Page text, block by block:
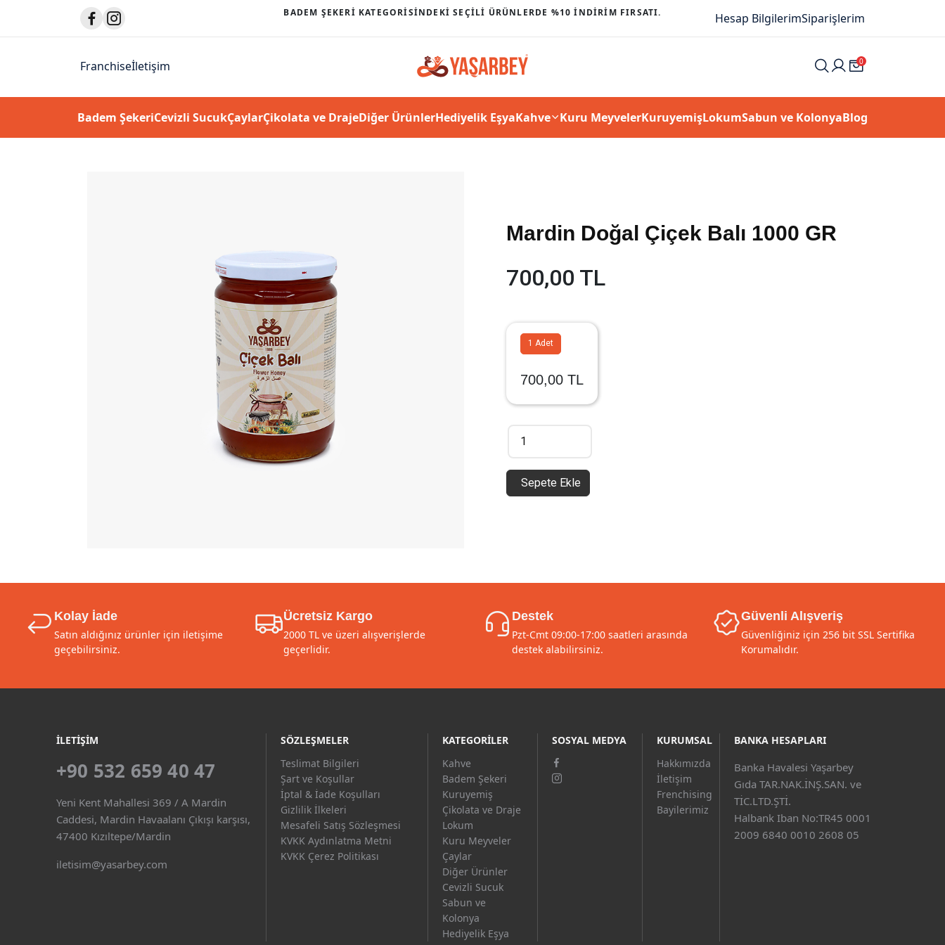
GR) 4 ÜRÜN AL, 3 ÜRÜN ÖDE FIRSATI. BADEM ŞEKERI KATEGORISINDEKI SEÇILI ÜRÜNLERDE %10 INDIRIM FIRSATI. Hesap BilgilerimSiparişlerim
Franchiseİletişim 0
Badem ŞekeriCevizli SucukÇaylarÇikolata ve DrajeDiğer ÜrünlerHediyelik EşyaKahve Kuru MeyvelerKuruyemişLokumSabun ve KolonyaBlog
Mardin Doğal Çiçek Balı 1000 GR
700,00 TL
Sepete Ekle
1 Adet
700,00 TL
Kolay İade
Satın aldığınız ürünler için iletişime
geçebilirsiniz.
Ücretsiz Kargo
2000 TL ve üzeri alışverişlerde
geçerlidir.
Destek
Pzt-Cmt 09:00-17:00 saatleri arasında
destek alabilirsiniz.
Güvenli Alışveriş
Güvenliğiniz için 256 bit SSL Sertifika
Korumalıdır.
İLETIŞIM
+90 532 659 40 47
Yeni Kent Mahallesi 369 / A Mardin
Caddesi, Mardin Havaalanı Çıkışı karşısı,
47400 Kızıltepe/Mardin
iletisim@yasarbey.com
SÖZLEŞMELER
Teslimat Bilgileri
Şart ve Koşullar
İptal & İade Koşulları
Gizlilik İlkeleri
Mesafeli Satış Sözleşmesi
KVKK Aydınlatma Metni
KVKK Çerez Politikası
KATEGORILER
Kahve
Badem Şekeri
Kuruyemiş
Çikolata ve Draje
Lokum
Kuru Meyveler
Çaylar
Diğer Ürünler
Cevizli Sucuk
Sabun ve
Kolonya
Hediyelik Eşya
SOSYAL MEDYA
KURUMSAL
Hakkımızda
İletişim
Frenchising
Bayilerimiz
BANKA HESAPLARI
Banka Havalesi Yaşarbey
Gıda TAR.NAK.İNŞ.SAN. ve
TİC.LTD.ŞTİ.
Halbank Iban No:TR45 0001
2009 6840 0010 2608 05